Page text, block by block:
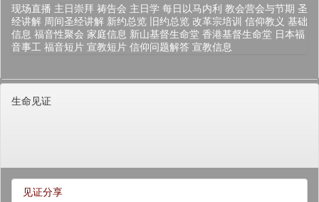
现场直播 主日崇拜 祷告会 主日学 每日以马内利 教会营会与节期 圣
经讲解 周间圣经讲解 新约总览 旧约总览 改革宗培训 信仰教义 基础
信息 福音性聚会 家庭信息 新山基督生命堂 香港基督生命堂 日本福
音事工 福音短片 宣教短片 信仰问题解答 宣教信息
生命见证
见证分享